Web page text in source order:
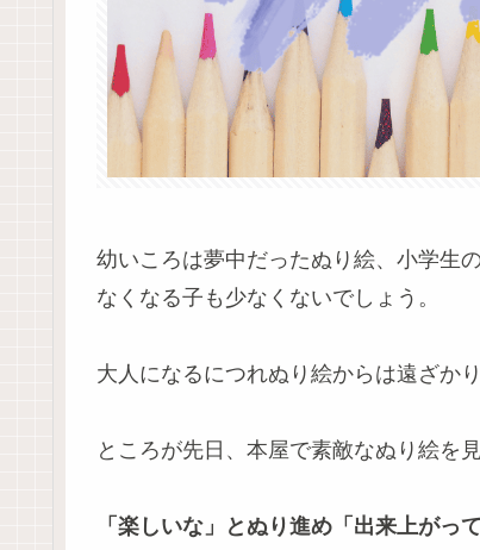
幼いころは夢中だったぬり絵、小学生
なくなる子も少なくないでしょう。
大人になるにつれぬり絵からは遠ざか
ところが先日、本屋で素敵なぬり絵を
「楽しいな」とぬり進め「出来上が